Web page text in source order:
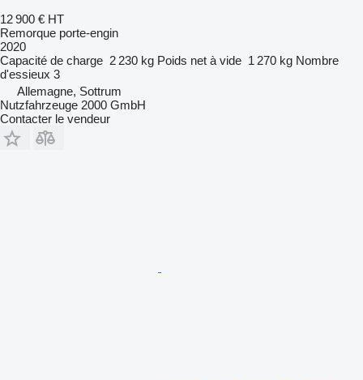
12 900 € HT
Remorque porte-engin
2020
Capacité de charge 2 230 kg Poids net à vide 1 270 kg Nombre
d'essieux 3
Allemagne, Sottrum
Nutzfahrzeuge 2000 GmbH
Contacter le vendeur